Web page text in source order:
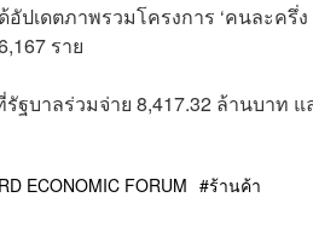
ปเดตภาพรวมโครงการ ‘คนละครึ่ง
ราย
ฐบาลร่วมจ่าย 8,417.32 ล้านบาท แ
ECONOMIC FORUM
ร้านค้า